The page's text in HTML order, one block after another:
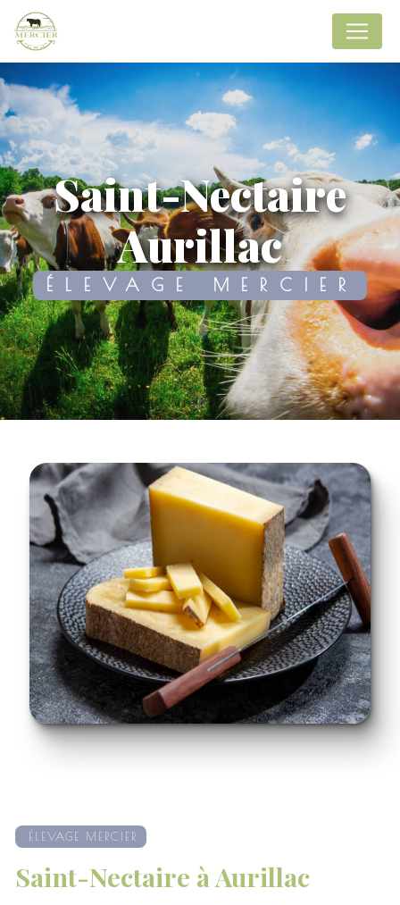
Saint-Nectaire
Aurillac
ÉLEVAGE MERCIER
ÉLEVAGE MERCIER
Saint-Nectaire à Aurillac
Panneau de gestion des cookies